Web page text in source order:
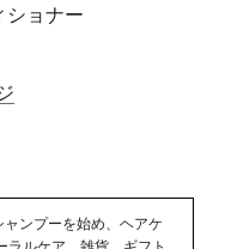
ショナー
ンプーを始め、ヘアケ